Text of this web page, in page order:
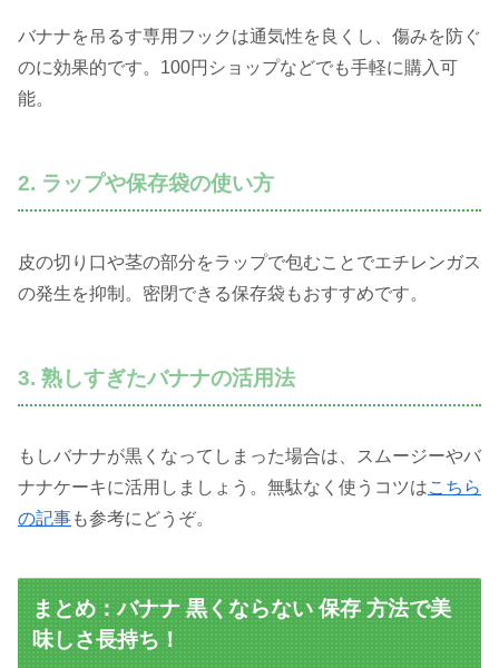
バナナを吊るす専用フックは通気性を良くし、傷みを防ぐ
のに効果的です。100円ショップなどでも手軽に購入可
能。
2. ラップや保存袋の使い方
皮の切り口や茎の部分をラップで包むことでエチレンガス
の発生を抑制。密閉できる保存袋もおすすめです。
3. 熟しすぎたバナナの活用法
もしバナナが黒くなってしまった場合は、スムージーやバ
ナナケーキに活用しましょう。無駄なく使うコツはこちら
の記事も参考にどうぞ。
まとめ：バナナ 黒くならない 保存 方法で美
味しさ長持ち！